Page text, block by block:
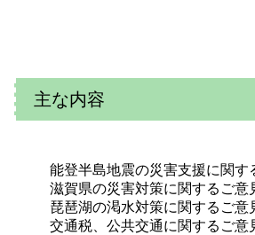
主な内容
能登半島地震の災害支援に関す
滋賀県の災害対策に関するご意
琵琶湖の渇水対策に関するご意
交通税、公共交通に関するご意